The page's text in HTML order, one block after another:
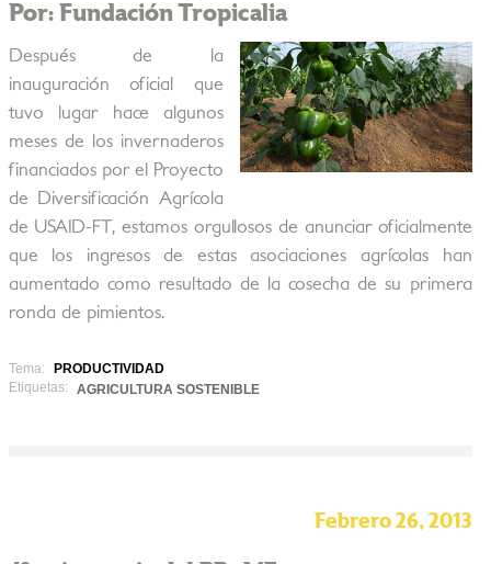
Por: Fundación Tropicalia
Después de la
inauguración oficial que
tuvo lugar hace algunos
meses de los invernaderos
financiados por el Proyecto
de Diversificación Agrícola
de USAID-FT, estamos orgullosos de anunciar oficialmente
que los ingresos de estas asociaciones agrícolas han
aumentado como resultado de la cosecha de su primera
ronda de pimientos.
Tema:
PRODUCTIVIDAD
Etiquetas:
AGRICULTURA SOSTENIBLE
Febrero 26, 2013